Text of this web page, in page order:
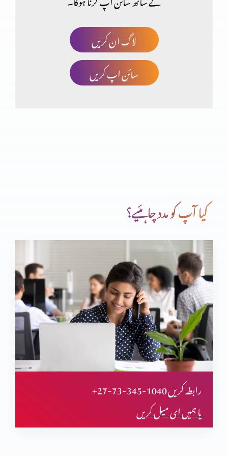
ایک بہادر بادشاہ پارٹ 2
ایک بہادر بادشاہ پارٹ 1
پیغمبر آتش پارٹ 1
چالیس سال بعد پارٹ 9
چالیس سال بعد پارٹ 8
چالیس سال بعد پارٹ 7
چالیس سال بعد پارٹ 6
لاگ ان کریں
سائن اپ کریں
کیا آپ کو مدد چاہئیے؟
+27-73-345-1040 رابطہ کریں
یا ہمیں ای میل کریں